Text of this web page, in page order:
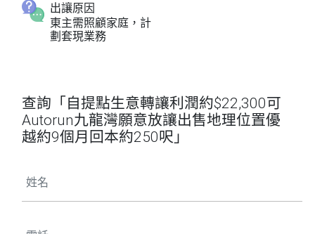
出讓原因
東主需照顧家庭，計
劃套現業務
查詢「自提點生意轉讓利潤約$22,300可
Autorun九龍灣願意放讓出售地理位置優
越約9個月回本約250呎」